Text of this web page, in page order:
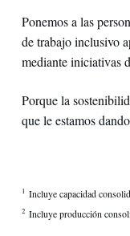
Ponemos a las
de trabajo inclusivo
mediante iniciativas
Porque la
que le estamos
1 Incluye capacidad
2 Incluye producción